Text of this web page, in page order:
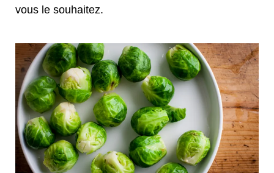
vous le souhaitez.